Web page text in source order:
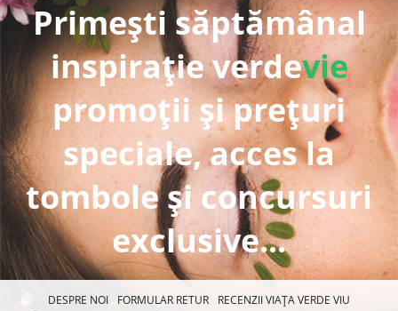
Primești săptămânal
inspirație verdevie
promoții și prețuri
speciale, acces la
tombole și concursuri
exclusive...
DESPRE NOI FORMULAR RETUR
RECENZII VIAȚA VERDE VIU